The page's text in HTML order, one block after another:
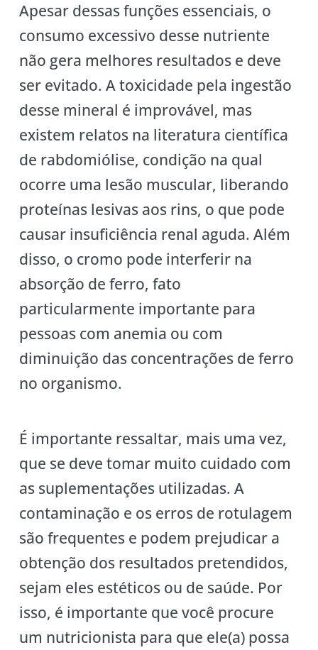
Apesar dessas funções essenciais, o
consumo excessivo desse nutriente
não gera melhores resultados e deve
ser evitado. A toxicidade pela ingestão
desse mineral é improvável, mas
existem relatos na literatura científica
de rabdomiólise, condição na qual
ocorre uma lesão muscular, liberando
proteínas lesivas aos rins, o que pode
causar insuficiência renal aguda. Além
disso, o cromo pode interferir na
absorção de ferro, fato
particularmente importante para
pessoas com anemia ou com
diminuição das concentrações de ferro
no organismo.
É importante ressaltar, mais uma vez,
que se deve tomar muito cuidado com
as suplementações utilizadas. A
contaminação e os erros de rotulagem
são frequentes e podem prejudicar a
obtenção dos resultados pretendidos,
sejam eles estéticos ou de saúde. Por
isso, é importante que você procure
um nutricionista para que ele(a) possa